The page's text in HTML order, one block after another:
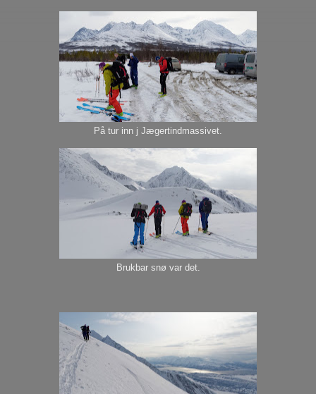
På tur inn j Jægertindmassivet.
Brukbar snø var det.